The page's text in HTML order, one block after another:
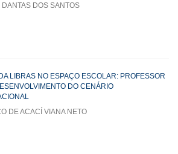
DOS SANTOS
LIBRAS NO ESPAÇO ESCOLAR: PROFESSOR
DO CENÁRIO
DE ACACÍ VIANA NETO